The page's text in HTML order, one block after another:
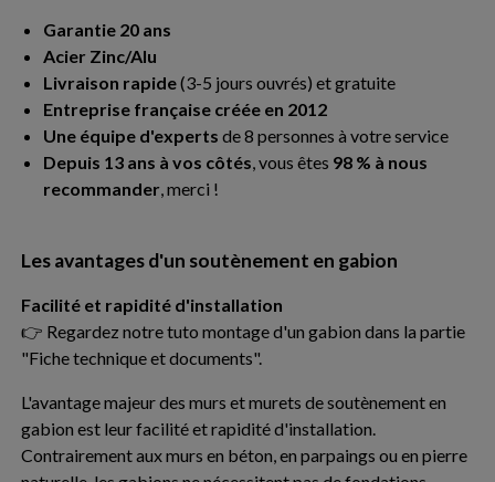
Garantie 20 ans
Acier Zinc/Alu
Livraison rapide(3-5 jours ouvrés) et gratuite
Entreprise française créée en 2012
Une équipe d'experts de 8 personnes à votre service
Depuis 13 ans à vos côtés , vous êtes 98 % à nous
recommander , merci !
Les avantages d'un soutènement en gabion
Facilité et rapidité d'installation
👉 Regardez notre tuto montage d'un gabion dans la partie
"Fiche technique et documents".
L'avantage majeur des murs et murets de soutènement en
gabion est leur facilité et rapidité d'installation.
Contrairement aux murs en béton, en parpaings ou en pierre